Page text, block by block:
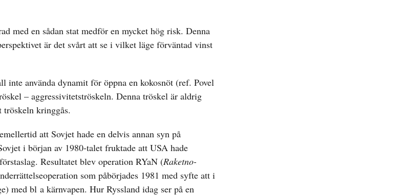
med en sådan stat medför en mycket hög risk. Denna
är det svårt att se i vilket läge förväntad vinst
använda dynamit för öppna en kokosnöt (ref. Povel
– aggressivitetströskeln. Denna tröskel är aldrig
tröskeln kringgås.
att Sovjet hade en delvis annan syn på
i början av 1980-talet fruktade att USA hade
Resultatet blev operation RYaN (Raketno-
som påbörjades 1981 med syfte att i
med bl a kärnvapen. Hur Ryssland idag ser på en